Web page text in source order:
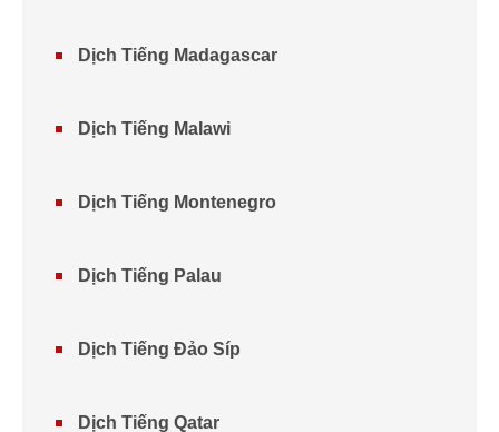
Dịch Tiếng Madagascar
Dịch Tiếng Malawi
Dịch Tiếng Montenegro
Dịch Tiếng Palau
Dịch Tiếng Đảo Síp
Dịch Tiếng Qatar